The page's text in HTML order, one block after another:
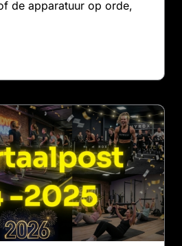
de apparatuur op orde,